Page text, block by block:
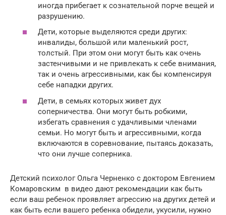
иногда прибегает к сознательной порче вещей и
разрушению.
Дети, которые выделяются среди других:
инвалиды, большой или маленький рост,
толстый. При этом они могут быть как очень
застенчивыми и не привлекать к себе внимания,
так и очень агрессивными, как бы компенсируя
себе нападки других.
Дети, в семьях которых живет дух
соперничества. Они могут быть робкими,
избегать сравнения с удачливыми членами
семьи. Но могут быть и агрессивными, когда
включаются в соревнование, пытаясь доказать,
что они лучше соперника.
Детский психолог Ольга Черненко с доктором Евгением
Комаровским в видео дают рекомендации как быть
если ваш ребенок проявляет агрессию на других детей и
как быть если вашего ребенка обидели, укусили, нужно